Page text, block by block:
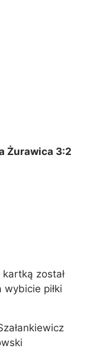
Żurawica 3:2
został
piłki